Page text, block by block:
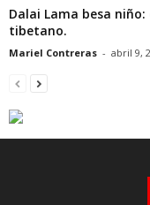
Dalai Lama besa
tibetano.
Mariel Contreras - abril 9,